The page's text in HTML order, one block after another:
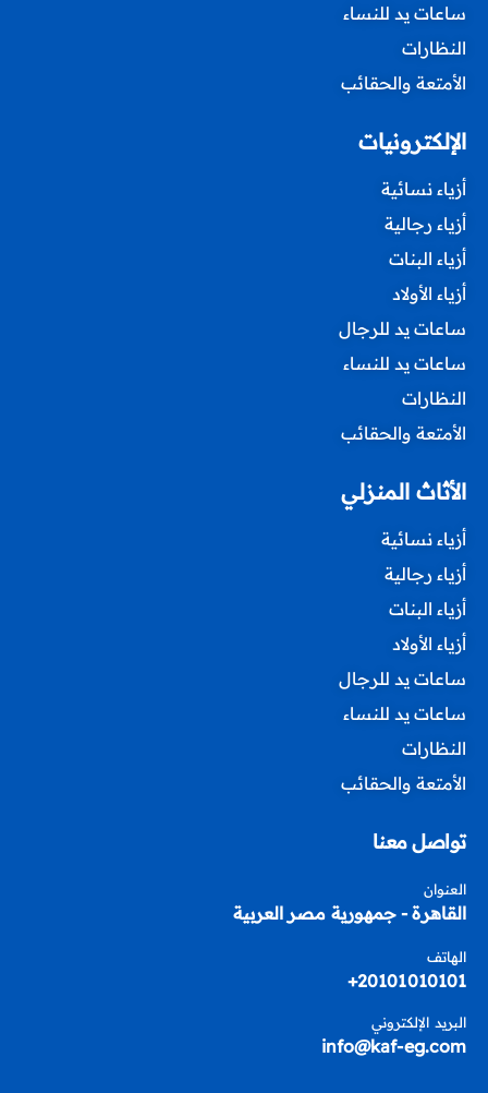
ساعات يد للنساء
النظارات
الأمتعة والحقائب
الإلكترونيات
أزياء نسائية
أزياء رجالية
أزياء البنات
أزياء الأولاد
ساعات يد للرجال
ساعات يد للنساء
النظارات
الأمتعة والحقائب
الأثاث المنزلي
أزياء نسائية
أزياء رجالية
أزياء البنات
أزياء الأولاد
ساعات يد للرجال
ساعات يد للنساء
النظارات
الأمتعة والحقائب
تواصل معنا
العنوان
القاهرة - جمهورية مصر العربية
الهاتف
20101010101+
البريد الإلكتروني
info@kaf-eg.com